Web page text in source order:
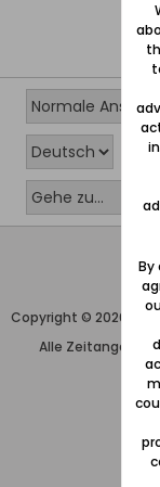
Copyright © 2026 MH
Alle Zeitangaben
By